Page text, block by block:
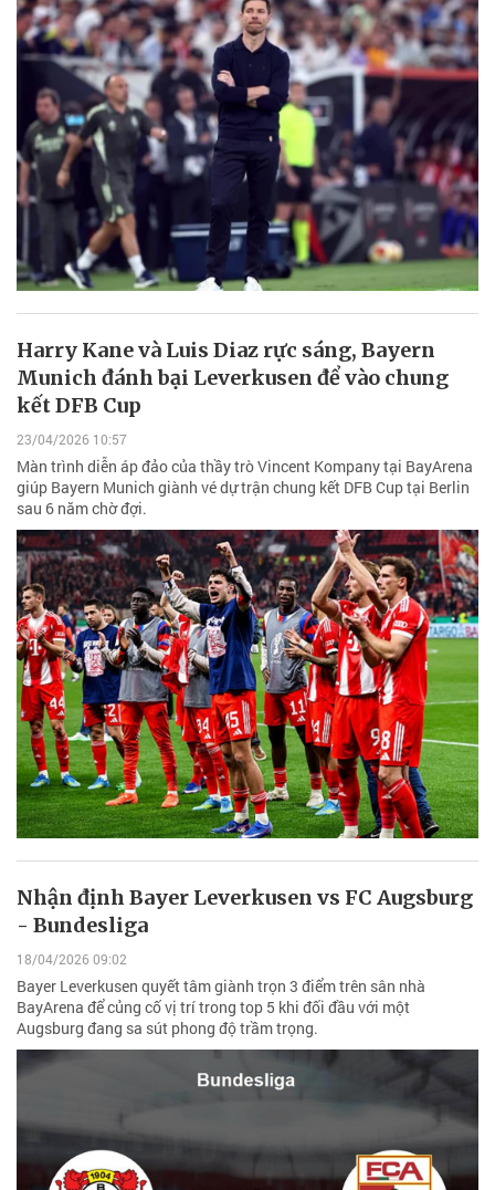
Harry Kane và Luis Diaz rực sáng, Bayern
Munich đánh bại Leverkusen để vào chung
kết DFB Cup
23/04/2026 10:57
Màn trình diễn áp đảo của thầy trò Vincent Kompany tại BayArena
giúp Bayern Munich giành vé dự trận chung kết DFB Cup tại Berlin
sau 6 năm chờ đợi.
Nhận định Bayer Leverkusen vs FC Augsburg
- Bundesliga
18/04/2026 09:02
Bayer Leverkusen quyết tâm giành trọn 3 điểm trên sân nhà
BayArena để củng cố vị trí trong top 5 khi đối đầu với một
Augsburg đang sa sút phong độ trầm trọng.